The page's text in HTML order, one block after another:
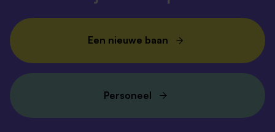
Een nieuwe baan
Personeel